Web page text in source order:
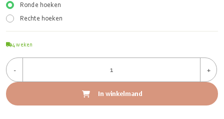
Ronde hoeken
Rechte hoeken
4weken
- +
In winkelmand